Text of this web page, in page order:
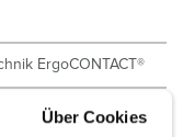
Über Cookies
ErgoCONTACT®
Kontaktträger